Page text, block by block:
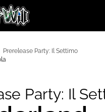
Prerelease Party: Il Settimo
Party: Il